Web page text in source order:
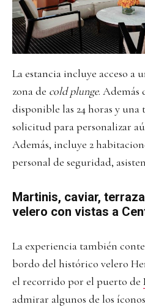
La estancia incluye acceso a
zona de cold plunge. Además
disponible las 24 horas y una
solicitud para personalizar
Además, incluye 2
personal de seguridad,
Martinis, caviar,
velero con vistas a
La experiencia también
bordo del histórico velero
el recorrido por el puerto de
admirar algunos de los